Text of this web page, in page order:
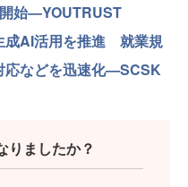
始—YOUTRUST
成AI活用を推進 就業規
応などを迅速化—SCSK
りましたか？